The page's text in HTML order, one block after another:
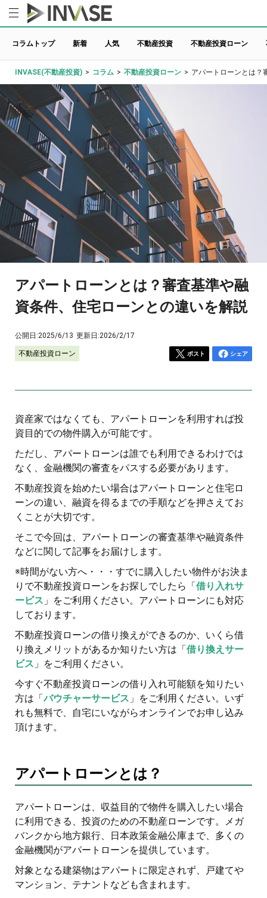
コラムトップ 新着 人気 不動産投資 不動産投資ローン
INVASE(不動産投資) > コラム > 不動産投資ローン > アパートローンとは？
アパートローンとは？審査基準や融
資条件、住宅ローンとの違いを解説
公開日:2025/6/13 更新日:2026/2/17
不動産投資ローン ポスト シェア
資産家ではなくても、アパートローンを利用すれば投
資目的での物件購入が可能です。
ただし、アパートローンは誰でも利用できるわけでは
なく、金融機関の審査をパスする必要があります。
不動産投資を始めたい場合はアパートローンと住宅ロ
ーンの違い、融資を得るまでの手順などを押さえてお
くことが大切です。
そこで今回は、アパートローンの審査基準や融資条件
などに関して記事をお届けします。
※時間がない方へ・・・すでに購入したい物件がお決ま
りで不動産投資ローンをお探しでしたら「借り入れサ
ービス 」をご利用ください。アパートローンにも対応
しております。
不動産投資ローンの借り換えができるのか、いくら借
り換えメリットがあるか知りたい方は「借り換えサー
ビス 」をご利用ください。
今すぐ不動産投資ローンの借り入れ可能額を知りたい
方は「バウチャーサービス 」をご利用ください。いず
れも無料で、自宅にいながらオンラインでお申し込み
頂けます。
アパートローンとは？
アパートローンは、収益目的で物件を購入したい場合
に利用できる、投資のための不動産ローンです。メガ
バンクから地方銀行、日本政策金融公庫まで、多くの
金融機関がアパートローンを提供しています。
対象となる建築物はアパートに限定されず、戸建てや
マンション、テナントなども含まれます。